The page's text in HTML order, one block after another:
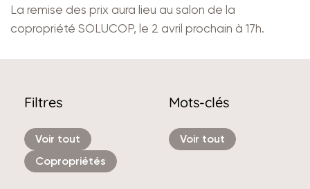
La remise des prix aura lieu au salon de la
copropriété SOLUCOP, le 2 avril prochain à 17h.
Filtres
Voir tout
Copropriétés
Mots-clés
Voir tout